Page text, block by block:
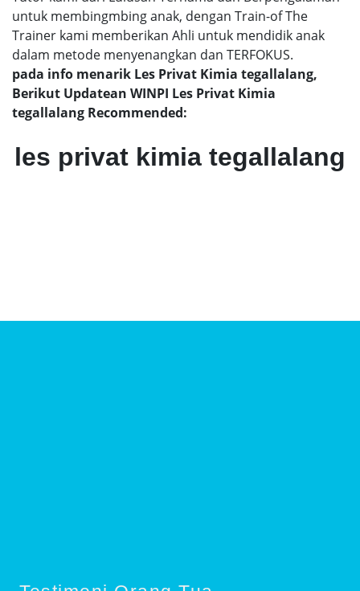
untuk membingmbing anak, dengan Train-of The
Trainer kami memberikan Ahli untuk mendidik anak
dalam metode menyenangkan dan TERFOKUS.
pada info menarik Les Privat Kimia tegallalang,
Berikut Updatean WINPI Les Privat Kimia
tegallalang Recommended:
les privat kimia tegallalang